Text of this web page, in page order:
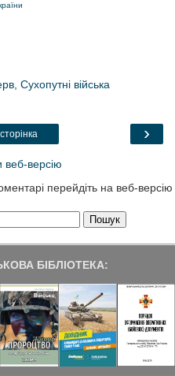
Сухопутні війська
›
веб-версію
перейдіть на веб-версію
БІБЛІОТЕКА: